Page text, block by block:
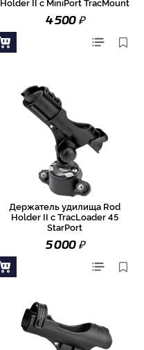
4 500₽
Держатель удилища Rod
Holder II с TracLoader 45
StarPort
5 000₽